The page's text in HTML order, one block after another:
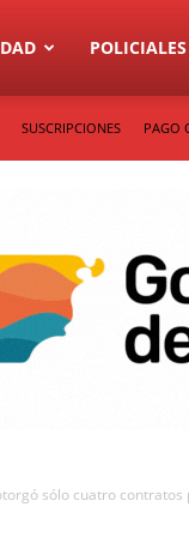
POLICIALES
SUSCRIPCIONES PAGO
sólo cuatro